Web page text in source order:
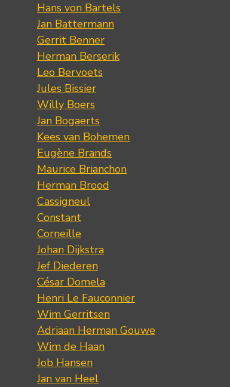
Hans von Bartels
Jan Battermann
Gerrit Benner
Herman Berserik
Leo Bervoets
Jules Bissier
Willy Boers
Jan Bogaerts
Kees van Bohemen
Eugène Brands
Maurice Brianchon
Herman Brood
Cassigneul
Constant
Corneille
Johan Dijkstra
Jef Diederen
César Domela
Henri Le Fauconnier
Wim Gerritsen
Adriaan Herman Gouwe
Wim de Haan
Job Hansen
Jan van Heel